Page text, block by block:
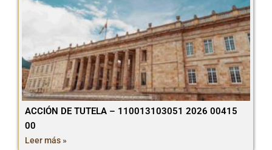
ACCIÓN DE TUTELA – 110013103051 2026 00415
00
Leer más »